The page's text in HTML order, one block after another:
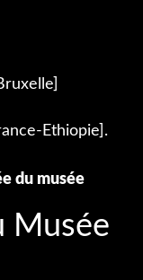
Ethiopie].
du musée
Musée